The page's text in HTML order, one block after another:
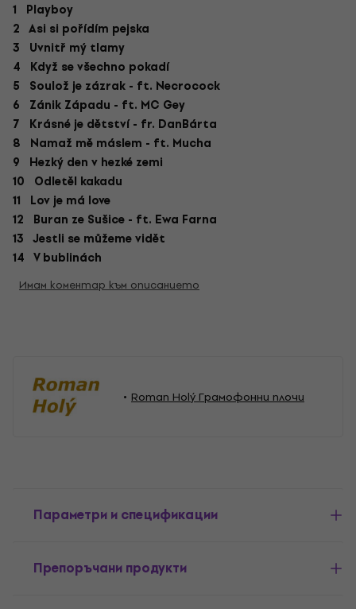
1 Playboy
2 Asi si pořídím pejska
3 Uvnitř mý tlamy
4 Když se všechno pokadí
5 Soulož je zázrak - ft. Necrocock
6 Zánik Západu - ft. MC Gey
7 Krásné je dětství - fr. DanBárta
8 Namaž mě máslem - ft. Mucha
9 Hezký den v hezké zemi
10 Odletěl kakadu
11 Lov je má love
12 Buran ze Sušice - ft. Ewa Farna
13 Jestli se můžeme vidět
14 V bublinách
Имам коментар към описанието
Roman Holý Грамофонни плочи
Параметри и спецификации
Препоръчани продукти